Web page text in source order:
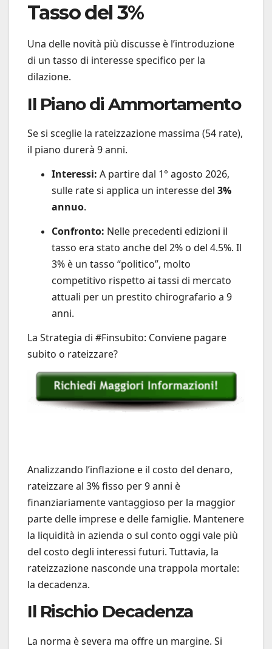
Tasso del 3%
Una delle novità più discusse è l’introduzione
di un tasso di interesse specifico per la
dilazione.
Il Piano di Ammortamento
Se si sceglie la rateizzazione massima (54 rate),
il piano durerà 9 anni.
Interessi: A partire dal 1° agosto 2026,
sulle rate si applica un interesse del 3%
annuo.
Confronto: Nelle precedenti edizioni il
tasso era stato anche del 2% o del 4.5%. Il
3% è un tasso “politico”, molto
competitivo rispetto ai tassi di mercato
attuali per un prestito chirografario a 9
anni.
La Strategia di #Finsubito: Conviene pagare
subito o rateizzare?
Analizzando l’inflazione e il costo del denaro,
rateizzare al 3% fisso per 9 anni è
finanziariamente vantaggioso per la maggior
parte delle imprese e delle famiglie. Mantenere
la liquidità in azienda o sul conto oggi vale più
del costo degli interessi futuri. Tuttavia, la
rateizzazione nasconde una trappola mortale:
la decadenza.
Il Rischio Decadenza
La norma è severa ma offre un margine. Si